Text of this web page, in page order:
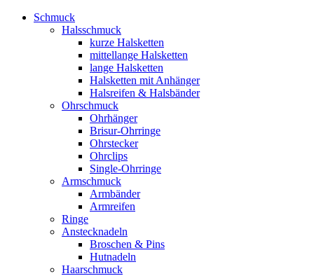
Schmuck
Halsschmuck
kurze Halsketten
mittellange Halsketten
lange Halsketten
Halsketten mit Anhänger
Halsreifen & Halsbänder
Ohrschmuck
Ohrhänger
Brisur-Ohrringe
Ohrstecker
Ohrclips
Single-Ohrringe
Armschmuck
Armbänder
Armreifen
Ringe
Anstecknadeln
Broschen & Pins
Hutnadeln
Haarschmuck